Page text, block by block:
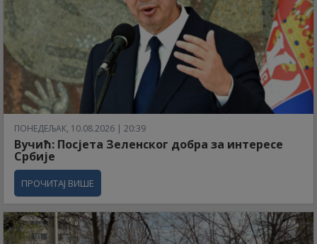
ПОНЕДЕЉАК, 10.08.2026 | 20:39
Вучић: Посјета Зеленског добра за интересе
Србије
ПРОЧИТАЈ ВИШЕ